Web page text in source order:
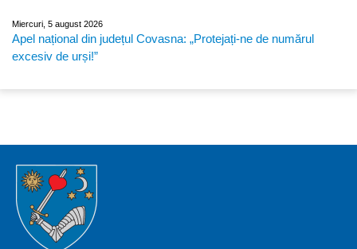
Miercuri, 5 august 2026
Apel național din județul Covasna: „Protejați-ne de numărul
excesiv de urși!”